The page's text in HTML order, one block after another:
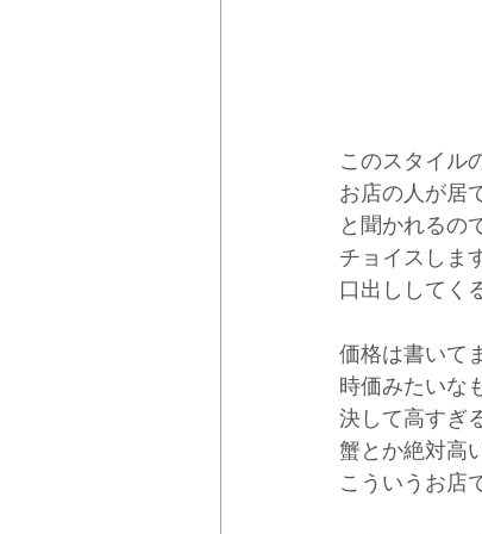
このスタイル
お店の人が居
と聞かれるの
チョイスしま
口出ししてく
価格は書いて
時価みたいな
決して高すぎ
蟹とか絶対高
こういうお店